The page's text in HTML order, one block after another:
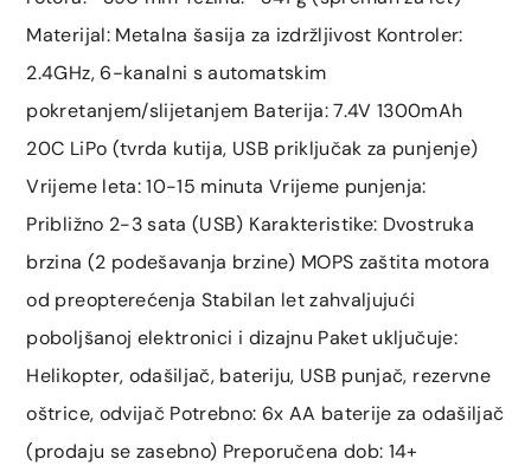
Materijal: Metalna šasija za izdržljivost Kontroler:
2.4GHz, 6-kanalni s automatskim
pokretanjem/slijetanjem Baterija: 7.4V 1300mAh
20C LiPo (tvrda kutija, USB priključak za punjenje)
Vrijeme leta: 10-15 minuta Vrijeme punjenja:
Približno 2-3 sata (USB) Karakteristike: Dvostruka
brzina (2 podešavanja brzine) MOPS zaštita motora
od preopterećenja Stabilan let zahvaljujući
poboljšanoj elektronici i dizajnu Paket uključuje:
Helikopter, odašiljač, bateriju, USB punjač, ​​rezervne
oštrice, odvijač Potrebno: 6x AA baterije za odašiljač
(prodaju se zasebno) Preporučena dob: 14+